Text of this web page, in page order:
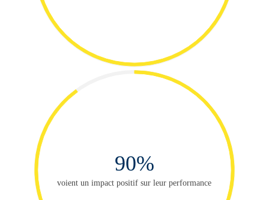
90%
voient un impact positif sur leur performance